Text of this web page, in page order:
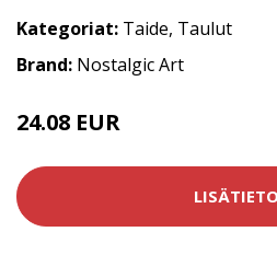
Kategoriat: Taide, Taulut
Brand: Nostalgic Art
24.08 EUR